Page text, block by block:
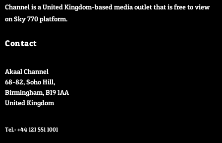
Channel is a United Kingdom-based media outlet that is free to view
on Sky 770 platform.
Contact
Akaal Channel
68-82, Soho Hill,
Birmingham,B19 1AA
United Kingdom
Tel.: +44 121 551 1001